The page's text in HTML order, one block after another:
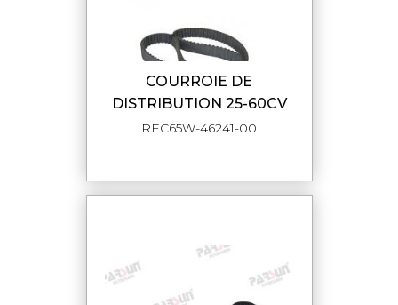
COURROIE DE
DISTRIBUTION 25-60CV
REC65W-46241-00